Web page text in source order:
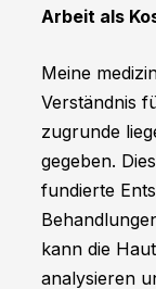
Arbeit als
Meine
Verständnis
zugrunde
gegeben.
fundierte
kann die
analysieren